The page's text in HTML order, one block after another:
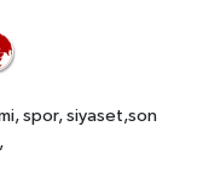
spor, siyaset,son